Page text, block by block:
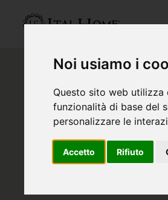
Noi usiamo i
Questo sito web
funzionalità di base del
personalizzare le
Accetto Rifiuto